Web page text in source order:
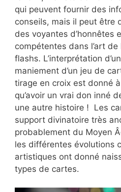
qui peuvent fournir des
conseils, mais il peut être
des voyantes d’honnêtes
compétentes dans l’art
flashs. L’interprétation
maniement d’un jeu de
tirage en croix est donné
qu’avoir un vrai don inné
une autre histoire ! Les
support divinatoire très
probablement du Moyen
les différentes évolutions
artistiques ont donné
types de cartes.